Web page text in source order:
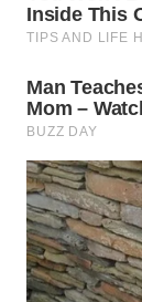
WN
SELATAN
WN
TANJUNG
LESUNG
WN
KARO